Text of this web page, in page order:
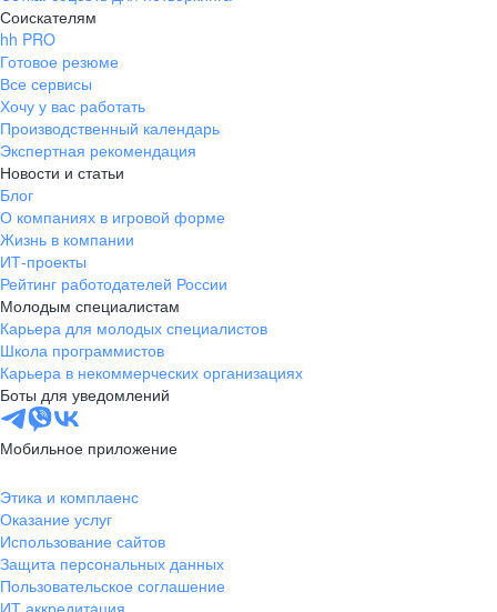
Соискателям
hh PRO
Готовое резюме
Все сервисы
Хочу у вас работать
Производственный календарь
Экспертная рекомендация
Новости и статьи
Блог
О компаниях в игровой форме
Жизнь в компании
ИТ-проекты
Рейтинг работодателей России
Молодым специалистам
Карьера для молодых специалистов
Школа программистов
Карьера в некоммерческих организациях
Боты для уведомлений
Мобильное приложение
Этика и комплаенс
Оказание услуг
Использование сайтов
Защита персональных данных
Пользовательское соглашение